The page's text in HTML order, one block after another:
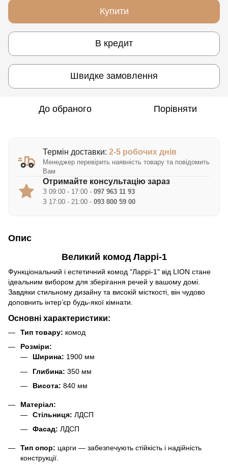
Купити
В кредит
Швидке замовлення
До обраного Порівняти
Термін доставки: 2-5 робочих днів
Менеджер перевірить наявність товару та повідомить
Вам
Отримайте консультацію зараз
З 09:00 - 17:00 - 097 963 11 93
З 17:00 - 21:00 - 093 800 59 00
Опис
Великий комод Ларрі-1
Функціональний і естетичний комод "Ларрі-1" від LION стане
ідеальним вибором для зберігання речей у вашому домі.
Завдяки стильному дизайну та високій місткості, він чудово
доповнить інтер’єр будь-якої кімнати.
Основні характеристики:
Тип товару: комод
Розміри:
Ширина: 1900 мм
Глибина: 350 мм
Висота: 840 мм
Матеріал:
Стільниця: ЛДСП
Фасад: ЛДСП
Тип опор: царги — забезпечують стійкість і надійність
конструкції.